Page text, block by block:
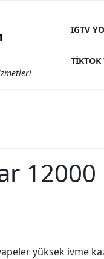
IGTV
TIKTOK
yüksek ivme